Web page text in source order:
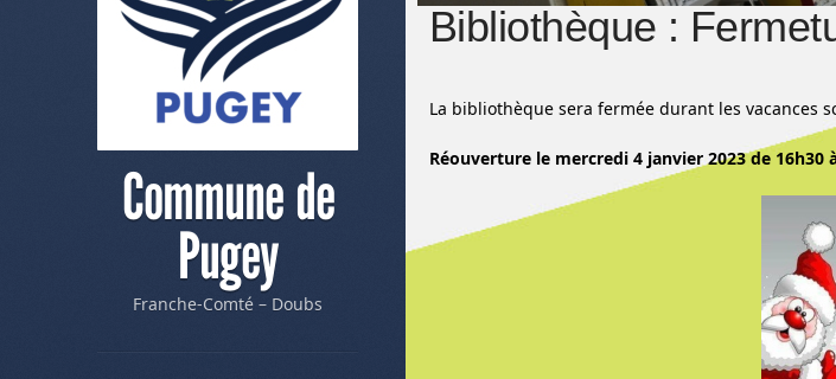
Commune de
Pugey
Franche-Comté – Doubs
Bibliothèque :
La bibliothèque sera fermée durant les vacances
Réouverture le mercredi 4 janvier 2023 de 16h30